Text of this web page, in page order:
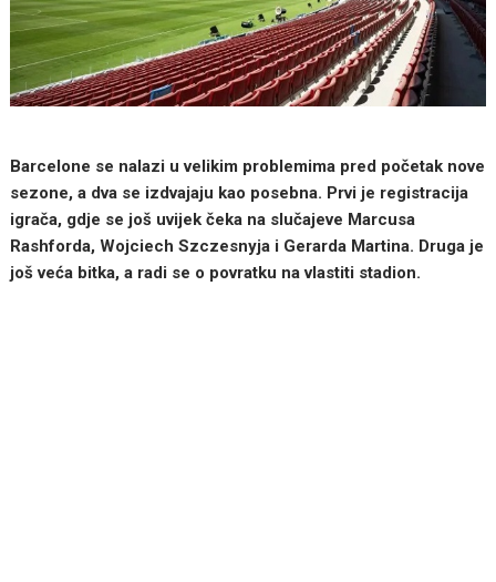
Barcelone se nalazi u velikim problemima pred početak nove
sezone, a dva se izdvajaju kao posebna. Prvi je registracija
igrača, gdje se još uvijek čeka na slučajeve Marcusa
Rashforda, Wojciech Szczesnyja i Gerarda Martina. Druga je
još veća bitka, a radi se o povratku na vlastiti stadion.